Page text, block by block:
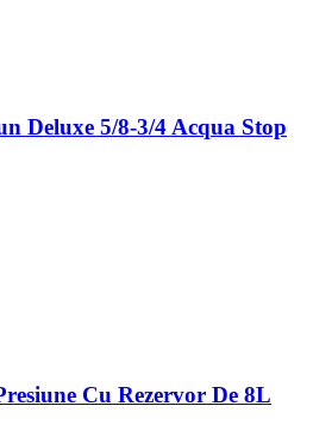
Deluxe 5/8-3/4 Acqua Stop
Cu Rezervor De 8L